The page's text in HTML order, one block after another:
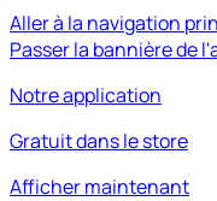
Aller à la navigation
Passer la bannière de
Notre application
Gratuit dans le store
Afficher maintenant